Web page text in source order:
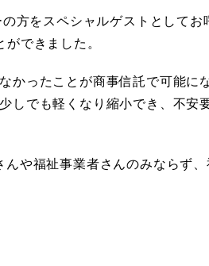
方をスペシャルゲストとしてお
できました。
ったことが商事信託で可能に
でも軽くなり縮小でき、不
や福祉事業者さんのみならず